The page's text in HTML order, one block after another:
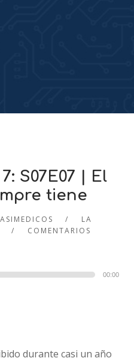
S07E07 | El
tiene
LA
COMENTARIOS
00:00
durante casi un año